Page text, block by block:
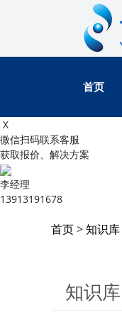
首页
X
微信扫码联系客服
获取报价、解决方案
李经理
13913191678
首页>知识库
知识库